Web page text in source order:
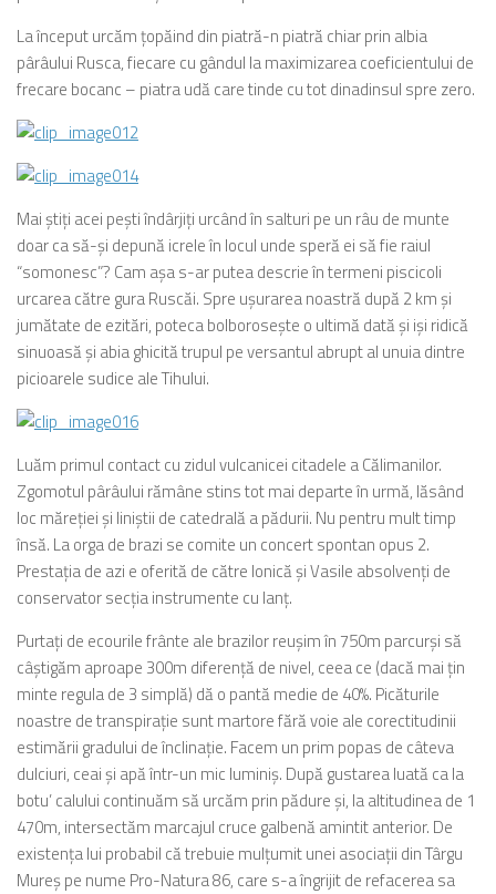
La început urcăm ţopăind din piatră-n piatră chiar prin albia
pârâului Rusca, fiecare cu gândul la maximizarea coeficientului de
frecare bocanc – piatra udă care tinde cu tot dinadinsul spre zero.
Mai ştiţi acei peşti îndârjiţi urcând în salturi pe un râu de munte
doar ca să-şi depună icrele în locul unde speră ei să fie raiul
“somonesc”? Cam aşa s-ar putea descrie în termeni piscicoli
urcarea către gura Ruscăi. Spre uşurarea noastră după 2 km şi
jumătate de ezitări, poteca bolboroseşte o ultimă dată şi işi ridică
sinuoasă şi abia ghicită trupul pe versantul abrupt al unuia dintre
picioarele sudice ale Tihului.
Luăm primul contact cu zidul vulcanicei citadele a Călimanilor.
Zgomotul pârâului rămâne stins tot mai departe în urmă, lăsând
loc măreţiei şi liniştii de catedrală a pădurii. Nu pentru mult timp
însă. La orga de brazi se comite un concert spontan opus 2.
Prestaţia de azi e oferită de către Ionică şi Vasile absolvenţi de
conservator secţia instrumente cu lanţ.
Purtaţi de ecourile frânte ale brazilor reuşim în 750m parcurşi să
câştigăm aproape 300m diferenţă de nivel, ceea ce (dacă mai ţin
minte regula de 3 simplă) dă o pantă medie de 40%. Picăturile
noastre de transpiraţie sunt martore fără voie ale corectitudinii
estimării gradului de înclinaţie. Facem un prim popas de câteva
dulciuri, ceai şi apă într-un mic luminiş. După gustarea luată ca la
botu’ calului continuăm să urcăm prin pădure şi, la altitudinea de 1
470m, intersectăm marcajul cruce galbenă amintit anterior. De
existenţa lui probabil că trebuie mulţumit unei asociaţii din Târgu
Mureş pe nume Pro-Natura 86, care s-a îngrijit de refacerea sa